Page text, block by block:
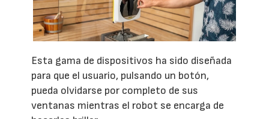
Esta gama de dispositivos ha sido diseñada
para que el usuario, pulsando un botón,
pueda olvidarse por completo de sus
ventanas mientras el robot se encarga de